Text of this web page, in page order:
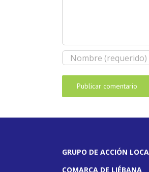
GRUPO DE ACCIÓN
COMARCA DE LIÉBANA